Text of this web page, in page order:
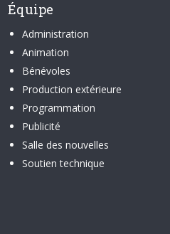
Équipe
Administration
Animation
Bénévoles
Production extérieure
Programmation
Publicité
Salle des nouvelles
Soutien technique